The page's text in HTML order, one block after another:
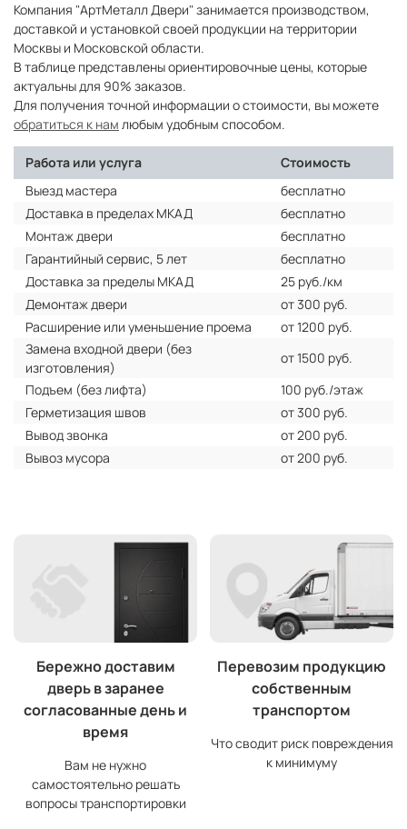
Компания "АртМеталл Двери" занимается производством,
доставкой и установкой своей продукции на территории
Москвы и Московской области.
В таблице представлены ориентировочные цены, которые
актуальны для 90% заказов.
Для получения точной информации о стоимости, вы можете
обратиться к нам любым удобным способом.
Работа или услуга
Стоимость
Выезд мастера
бесплатно
Доставка в пределах МКАД
бесплатно
Монтаж двери
бесплатно
Гарантийный сервис, 5 лет
бесплатно
Доставка за пределы МКАД
25 руб./км
Демонтаж двери
от 300 руб.
Расширение или уменьшение проема
от 1200 руб.
Замена входной двери (без
изготовления)
от 1500 руб.
Подъем (без лифта)
100 руб./этаж
Герметизация швов
от 300 руб.
Вывод звонка
от 200 руб.
Вывоз мусора
от 200 руб.
Бережно доставим
дверь в заранее
согласованные день и
время
Вам не нужно
самостоятельно решать
вопросы транспортировки
Перевозим продукцию
собственным
транспортом
Что сводит риск повреждения
к минимуму